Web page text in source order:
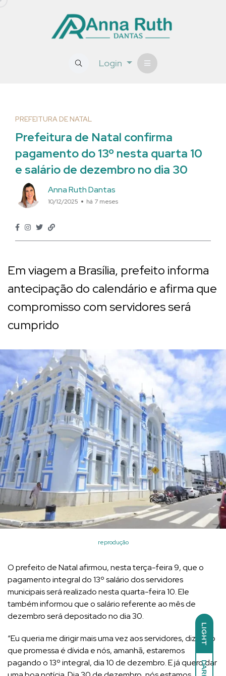
LIGHT
DARK
Login
PREFEITURA DE NATAL
Prefeitura de Natal confirma
pagamento do 13º nesta quarta 10
e salário de dezembro no dia 30
Anna Ruth Dantas
10/12/2025 há 7 meses
Em viagem a Brasília, prefeito informa
antecipação do calendário e afirma que
compromisso com servidores será
cumprido
reprodução
O prefeito de Natal afirmou, nesta terça-feira 9, que o
pagamento integral do 13º salário dos servidores
municipais será realizado nesta quarta-feira 10. Ele
também informou que o salário referente ao mês de
dezembro será depositado no dia 30.
“Eu queria me dirigir mais uma vez aos servidores, dizendo
que promessa é dívida e nós, amanhã, estaremos
pagando o 13º integral, dia 10 de dezembro. E já quero dar